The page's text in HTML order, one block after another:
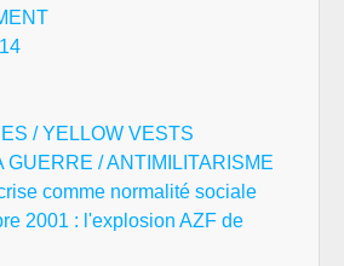
/ YELLOW VESTS
GUERRE / ANTIMILITARISME
comme normalité sociale
2001 : l'explosion AZF de